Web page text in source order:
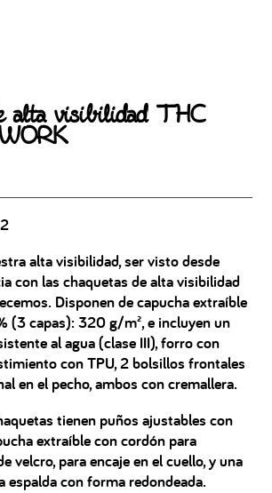
alta visibilidad THC
alta visibilidad, ser visto desde
con las chaquetas de alta visibilidad
Disponen de capucha extraíble
(3 capas): 320 g/m², e incluyen un
al agua (clase III), forro con
con TPU, 2 bolsillos frontales
en el pecho, ambos con cremallera.
tienen puños ajustables con
extraíble con cordón para
velcro, para encaje en el cuello, y una
espalda con forma redondeada.